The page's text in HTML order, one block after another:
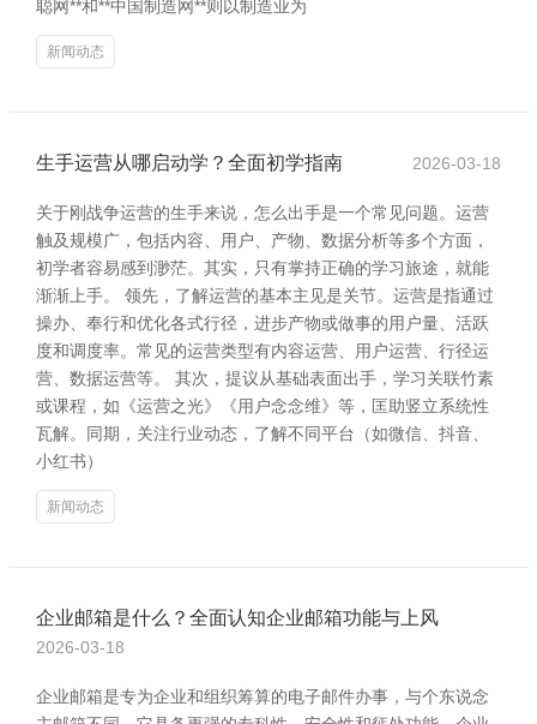
聪网**和**中国制造网**则以制造业为
新闻动态
生手运营从哪启动学？全面初学指南 2026-03-18
关于刚战争运营的生手来说，怎么出手是一个常见问题。运营
触及规模广，包括内容、用户、产物、数据分析等多个方面，
初学者容易感到渺茫。其实，只有掌持正确的学习旅途，就能
渐渐上手。 领先，了解运营的基本主见是关节。运营是指通过
操办、奉行和优化各式行径，进步产物或做事的用户量、活跃
度和调度率。常见的运营类型有内容运营、用户运营、行径运
营、数据运营等。 其次，提议从基础表面出手，学习关联竹素
或课程，如《运营之光》《用户念念维》等，匡助竖立系统性
瓦解。同期，关注行业动态，了解不同平台（如微信、抖音、
小红书）
新闻动态
企业邮箱是什么？全面认知企业邮箱功能与上风
2026-03-18
企业邮箱是专为企业和组织筹算的电子邮件办事，与个东说念